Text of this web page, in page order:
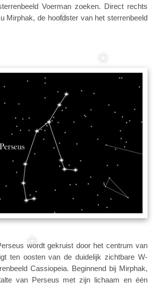
Voerman zoeken. Direct rechts
Mirphak, de hoofdster van het sterrenbeeld
wordt gekruist door het centrum van
ten oosten van de duidelijk zichtbare W-
Cassiopeia. Beginnend bij Mirphak,
van Perseus met zijn lichaam en één